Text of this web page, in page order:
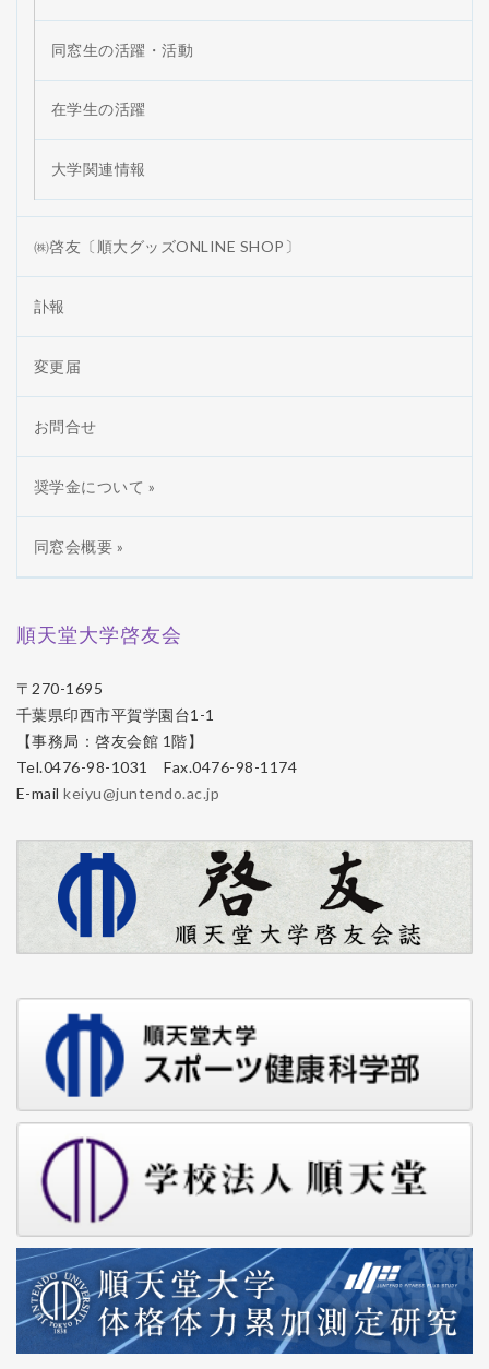
同窓生の活躍・活動
在学生の活躍
大学関連情報
㈱啓友〔順大グッズONLINE SHOP〕
訃報
変更届
お問合せ
奨学金について »
同窓会概要 »
順天堂大学啓友会
〒270-1695
千葉県印西市平賀学園台1-1
【事務局：啓友会館 1階】
Tel.0476-98-1031 Fax.0476-98-1174
E-mailkeiyu@juntendo.ac.jp